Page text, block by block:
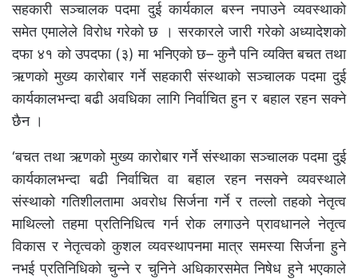
सहकारी सञ्चालक पदमा दुई कार्यकाल बस्न नपाउने व्यवस्थाको
समेत एमालेले विरोध गरेको छ । सरकारले जारी गरेको अध्यादेशको
दफा ४१ को उपदफा (३) मा भनिएको छ– कुनै पनि व्यक्ति बचत तथा
ऋणको मुख्य कारोबार गर्ने सहकारी संस्थाको सञ्चालक पदमा दुई
कार्यकालभन्दा बढी अवधिका लागि निर्वाचित हुन र बहाल रहन सक्ने
छैन ।
‘बचत तथा ऋणको मुख्य कारोबार गर्ने संस्थाका सञ्चालक पदमा दुई
कार्यकालभन्दा बढी निर्वाचित वा बहाल रहन नसक्ने व्यवस्थाले
संस्थाको गतिशीलतामा अवरोध सिर्जना गर्ने र तल्लो तहको नेतृत्व
माथिल्लो तहमा प्रतिनिधित्व गर्न रोक लगाउने प्रावधानले नेतृत्व
विकास र नेतृत्वको कुशल व्यवस्थापनमा मात्र समस्या सिर्जना हुने
नभई प्रतिनिधिको चुन्ने र चुनिने अधिकारसमेत निषेध हुने भएकाले